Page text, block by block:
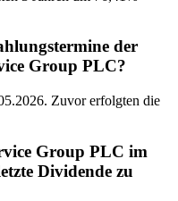
der
Group PLC?
Zuvor erfolgten die
Group PLC im
Dividende zu